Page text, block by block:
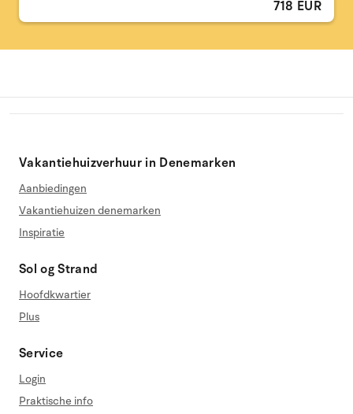
718 EUR
Vakantiehuizverhuur in Denemarken
Aanbiedingen
Vakantiehuizen denemarken
Inspiratie
Sol og Strand
Hoofdkwartier
Plus
Service
Login
Praktische info